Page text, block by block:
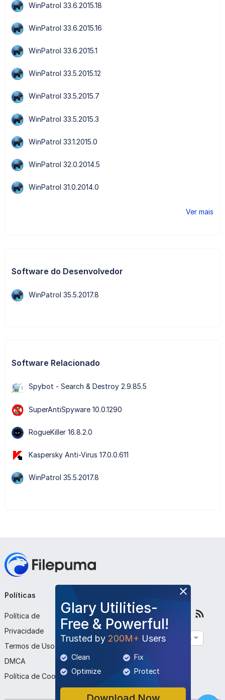
WinPatrol 33.6.2015.18
WinPatrol 33.6.2015.16
WinPatrol 33.6.2015.1
WinPatrol 33.5.2015.12
WinPatrol 33.5.2015.7
WinPatrol 33.5.2015.3
WinPatrol 33.1.2015.0
WinPatrol 32.0.2014.5
WinPatrol 31.0.2014.0
Ver mais
Software do Desenvolvedor
WinPatrol 35.5.2017.8
Software Relacionado
Spybot - Search & Destroy 2.9.85.5
SuperAntiSpyware 10.0.1290
RogueKiller 16.8.2.0
Kaspersky Anti-Virus 17.0.0.611
WinPatrol 35.5.2017.8
Glary Utilities-
Free & Powerful!
Trusted by 200M+ Users
Clean
Fix
Optimize
Protect
Políticas
Política de
Privacidade
Termos de Uso
DMCA
Política de Cookies
Sobre Nós
Contato
Enviar Programa
Siga-nos
Português